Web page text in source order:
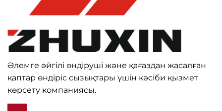
Әлемге әйгілі өндіруші және қағаздан жасалған
қаптар өндіріс сызықтары үшін кәсіби қызмет
көрсету компаниясы.